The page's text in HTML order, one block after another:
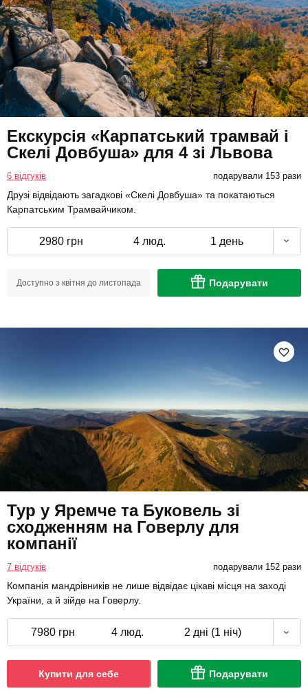
Екскурсія «Карпатський трамвай і
Скелі Довбуша» для 4 зі Львова
6 відгуків подарували 153 рази
Друзі відвідають загадкові «Скелі Довбуша» та покатаються
Карпатським Трамвайчиком.
2980 грн 4 люд. 1 день
Доступно з квітня до листопада Подарувати
Тур у Яремче та Буковель зі
сходженням на Говерлу для
компанії
7 відгуків подарували 152 рази
Компанія мандрівників не лише відвідає цікаві місця на заході
України, а й зійде на Говерлу.
7980 грн 4 люд. 2 дні (1 ніч)
Купити для себе Подарувати